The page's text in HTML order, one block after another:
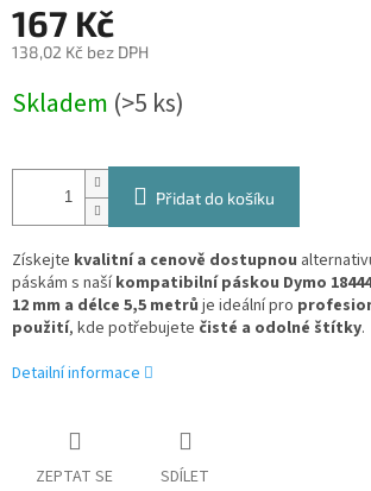
167 Kč
138,02 Kč bez DPH
cena:
Skladem (>5 ks)
Přidat do košíku
Získejte kvalitní a cenově dostupnou
páskám s našíkompatibilní páskou Dymo 18444
12 mm a délce 5,5 metrů je ideální pro
použití, kde potřebujete čisté a odolné štítky.
Detailní informace
ZEPTAT SE SDÍLET